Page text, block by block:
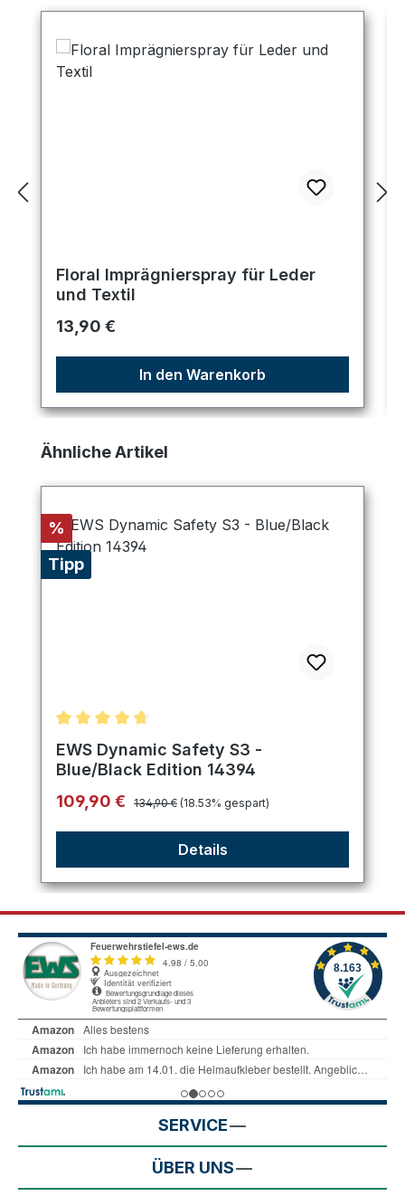
Floral Imprägnierspray für Leder
und Textil
Regulärer Preis:
13,90 €
In den Warenkorb
Produktgalerie überspringen
Ähnliche Artikel
Rabatt
%
Tipp
Durchschnittliche Bewertung von 4.75 von 5
EWS Dynamic Safety S3 -
Blue/Black Edition 14394
Verkaufspreis:
109,90 € Regulärer Preis:
134,90 € (18.53% gespart)
Details
SERVICE
ÜBER UNS